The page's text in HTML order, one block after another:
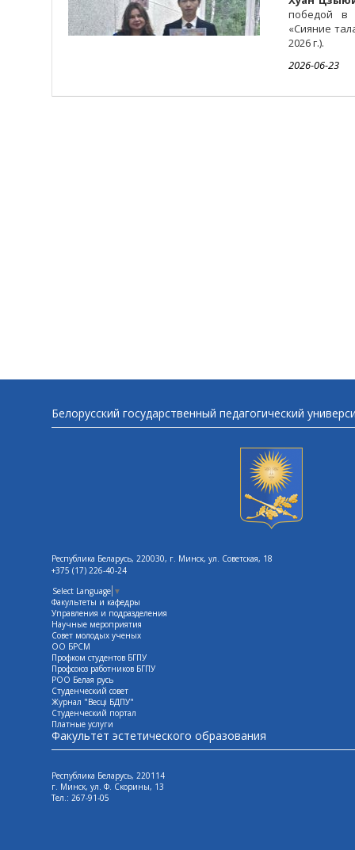
победой в
«Сияние
2026 г.).
2026-06-23
Белорусский государственный педагогический
Республика Беларусь, 220030, г. Минск, ул. Советская, 18
+375 (17) 226-40-24
Select Language ▼
Факультеты и кафедры
Управления и подразделения
Научные мероприятия
Совет молодых ученых
ОО БРСМ
Профком студентов БГПУ
Профсоюз работников БГПУ
РОО Белая русь
Студенческий совет
Журнал "Весцi БДПУ"
Студенческий портал
Платные услуги
Факультет эстетического образования
Республика Беларусь, 220114
г. Минск, ул. Ф. Скорины, 13
Tел.: 267-91-05